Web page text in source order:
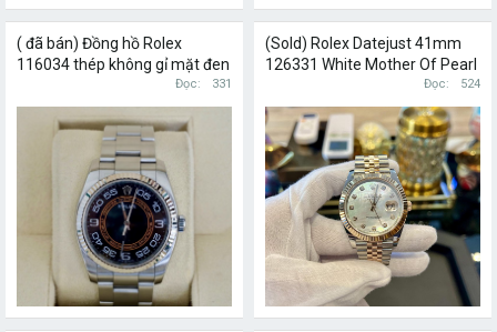
( đã bán) Đồng hồ Rolex
116034 thép không gỉ mặt đen
Đọc 331
(Sold) Rolex Datejust 41mm
126331 White Mother Of Pearl
Đọc 524